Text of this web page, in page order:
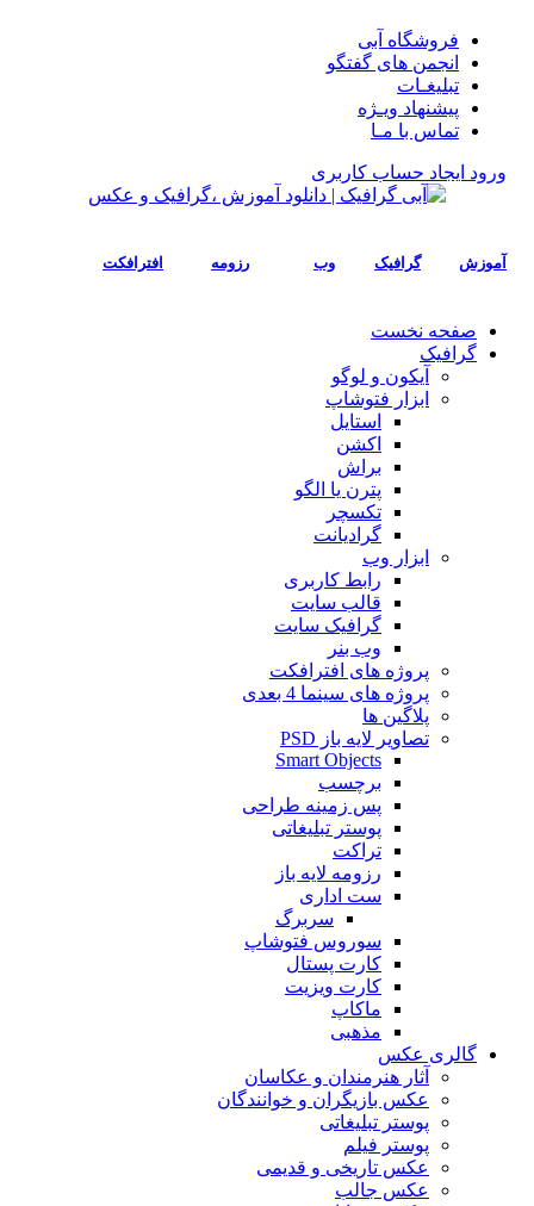
فروشگاه آبی
انجمن های گفتگو
تبلیغـات
پیشنهاد ویـژه
تماس با مـا
ورود ایجاد حساب کاربری
آموزش گرافیک وب رزومه افترافکت
صفحه نخست
گرافیک
آیکون و لوگو
ابزار فتوشاپ
استایل
اکشن
براش
پترن یا الگو
تکسچر
گرادیانت
ابزار وب
رابط کاربری
قالب سایت
گرافیک سایت
وب بنر
پروژه های افترافکت
پروژه های سینما 4 بعدی
پلاگین ها
تصاویر لایه باز PSD
Smart Objects
برچسب
پس زمینه طراحی
پوستر تبلیغاتی
تراکت
رزومه لایه باز
ست اداری
سربرگ
سوروس فتوشاپ
کارت پستال
کارت ویزیت
ماکاپ
مذهبی
گالری عکس
آثار هنرمندان و عکاسان
عکس بازیگران و خوانندگان
پوستر تبلیغاتی
پوستر فیلم
عکس تاریخی و قدیمی
عکس جالب